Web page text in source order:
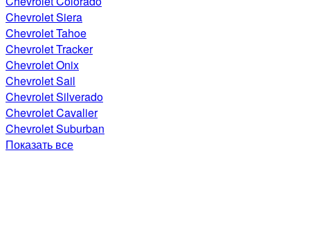
Chevrolet Siera
Chevrolet Tahoe
Chevrolet Tracker
Chevrolet Onix
Chevrolet Sail
Chevrolet Silverado
Chevrolet Cavalier
Chevrolet Suburban
Показать все